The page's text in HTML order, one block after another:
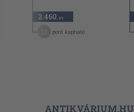
2.460 ,-Ft
pont kapható
ANTIKVÁRIUM.HU